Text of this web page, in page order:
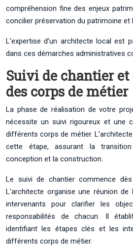
compréhension fine des enjeux
concilier préservation du patrimoine
L’expertise d’un architecte local est
dans ces démarches administratives
Suivi de chantier
des corps de métier
La phase de réalisation de votre
nécessite un suivi rigoureux et une
différents corps de métier.
cette étape, assurant la
conception et la construction.
Le suivi de chantier commence dès
L’architecte organise une réunion
intervenants pour clarifier les
responsabilités de chacun. Il
identifiant les étapes clés et les
différents corps de métier.